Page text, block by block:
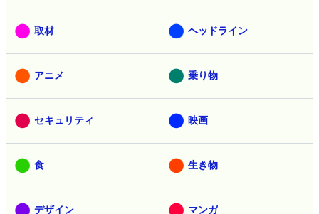
取材 ヘッドライン
アニメ 乗り物
セキュリティ 映画
食 生き物
デザイン マンガ